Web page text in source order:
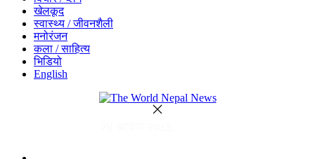
खेलकूद
स्वास्थ्य / जीवनशैली
मनोरंजन
कला / साहित्य
भिडियो
English